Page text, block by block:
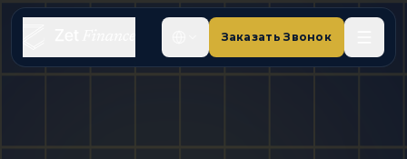
Заказать Звонок